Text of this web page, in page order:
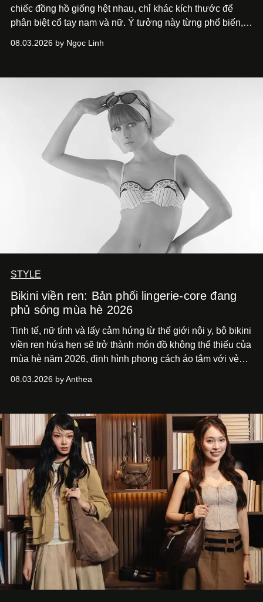
chiếc đồng hồ giống hệt nhau, chỉ khác kích thước để
phân biệt cổ tay nam và nữ. Ý tưởng này từng phổ biến,
khá rập khuôn. Nói lời tạm biết hai phiên bản nam nữ
mải miết tìm kiếm sự đồng nhất tuyệt đối. Họ để những
đường nét, tỷ lệ và bảng màu nối liền hai thiết kế, dù mỗi
phiên bản vẫn mang linh hồn riêng.
08.03.2026 by Ngọc Linh
STYLE
Bikini viền ren: Bản phối lingerie-core đang
phủ sóng mùa hè 2026
Tinh tế, nữ tính và lấy cảm hứng từ thế giới nội y, bộ bikini
viền ren hứa hẹn sẽ trở thành món đồ không thể thiếu của
mùa hè năm 2026, định hình phong cách áo tắm với vẻ
08.03.2026 by Anthea